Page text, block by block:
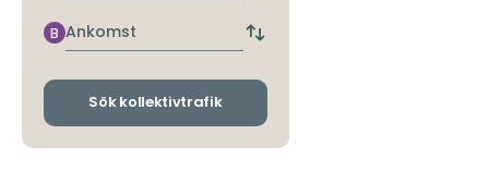
hållplats
Ankomst
B
Byt
och
Sök kollektivtrafik